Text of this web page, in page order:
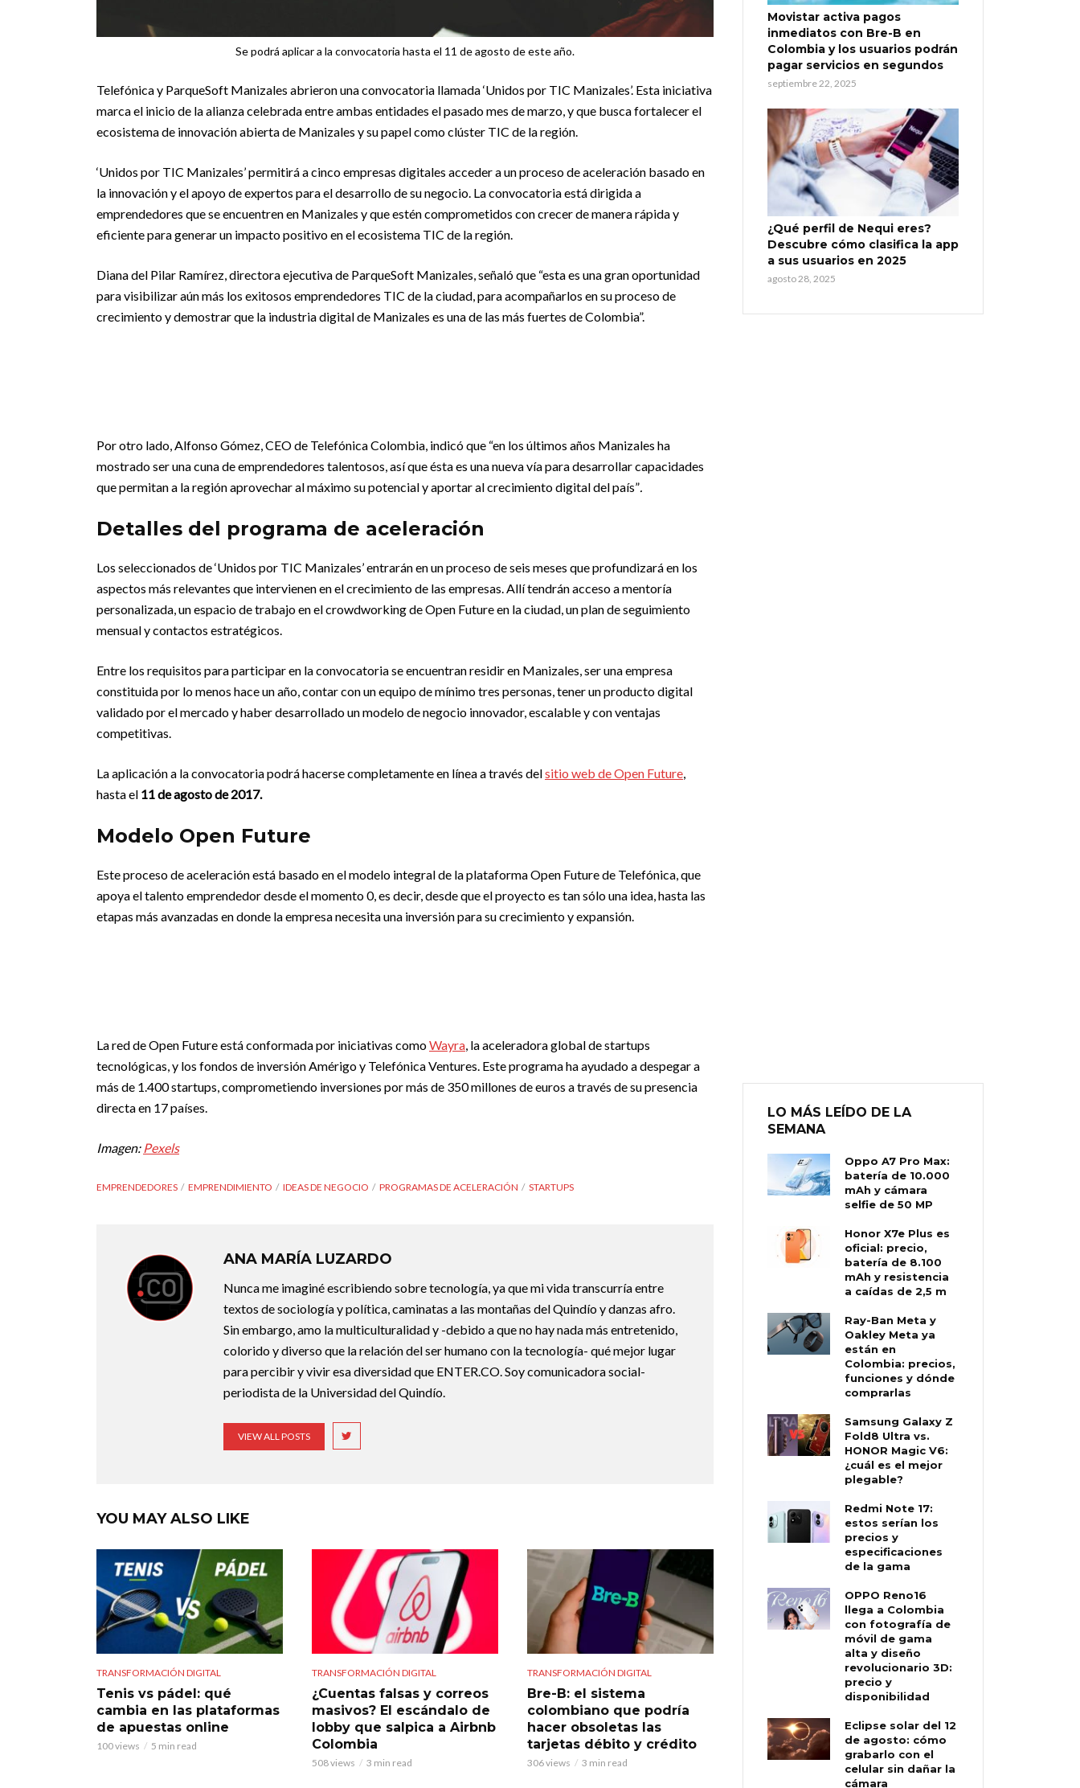
Se podrá aplicar a la convocatoria hasta el 11 de agosto de este año.
Telefónica y ParqueSoft Manizales abrieron una convocatoria llamada ‘Unidos por TIC Manizales’. Esta iniciativa
marca el inicio de la alianza celebrada entre ambas entidades el pasado mes de marzo, y que busca fortalecer el
ecosistema de innovación abierta de Manizales y su papel como clúster TIC de la región.
‘Unidos por TIC Manizales’ permitirá a cinco empresas digitales acceder a un proceso de aceleración basado en
la innovación y el apoyo de expertos para el desarrollo de su negocio. La convocatoria está dirigida a
emprendedores que se encuentren en Manizales y que estén comprometidos con crecer de manera rápida y
eficiente para generar un impacto positivo en el ecosistema TIC de la región.
Diana del Pilar Ramírez, directora ejecutiva de ParqueSoft Manizales, señaló que “esta es una gran oportunidad
para visibilizar aún más los exitosos emprendedores TIC de la ciudad, para acompañarlos en su proceso de
crecimiento y demostrar que la industria digital de Manizales es una de las más fuertes de Colombia”.
Por otro lado, Alfonso Gómez, CEO de Telefónica Colombia, indicó que “en los últimos años Manizales ha
mostrado ser una cuna de emprendedores talentosos, así que ésta es una nueva vía para desarrollar capacidades
que permitan a la región aprovechar al máximo su potencial y aportar al crecimiento digital del país”.
Detalles del programa de aceleración
Los seleccionados de ‘Unidos por TIC Manizales’ entrarán en un proceso de seis meses que profundizará en los
aspectos más relevantes que intervienen en el crecimiento de las empresas. Allí tendrán acceso a mentoría
personalizada, un espacio de trabajo en el crowdworking de Open Future en la ciudad, un plan de seguimiento
mensual y contactos estratégicos.
Entre los requisitos para participar en la convocatoria se encuentran residir en Manizales, ser una empresa
constituida por lo menos hace un año, contar con un equipo de mínimo tres personas, tener un producto digital
validado por el mercado y haber desarrollado un modelo de negocio innovador, escalable y con ventajas
competitivas.
La aplicación a la convocatoria podrá hacerse completamente en línea a través delsitio web de Open Future,
hasta el 11 de agosto de 2017.
Modelo Open Future
Este proceso de aceleración está basado en el modelo integral de la plataforma Open Future de Telefónica, que
apoya el talento emprendedor desde el momento 0, es decir, desde que el proyecto es tan sólo una idea, hasta las
etapas más avanzadas en donde la empresa necesita una inversión para su crecimiento y expansión.
La red de Open Future está conformada por iniciativas comoWayra, la aceleradora global de startups
tecnológicas, y los fondos de inversión Amérigo y Telefónica Ventures. Este programa ha ayudado a despegar a
más de 1.400 startups, comprometiendo inversiones por más de 350 millones de euros a través de su presencia
directa en 17 países.
Imagen: Pexels
EMPRENDEDORES EMPRENDIMIENTO IDEAS DE NEGOCIO PROGRAMAS DE ACELERACIÓN STARTUPS
ANA MARÍA LUZARDO
Nunca me imaginé escribiendo sobre tecnología, ya que mi vida transcurría entre
textos de sociología y política, caminatas a las montañas del Quindío y danzas afro.
Sin embargo, amo la multiculturalidad y -debido a que no hay nada más entretenido,
colorido y diverso que la relación del ser humano con la tecnología- qué mejor lugar
para percibir y vivir esa diversidad que ENTER.CO. Soy comunicadora social-
periodista de la Universidad del Quindío.
VIEW ALL POSTS
YOU MAY ALSO LIKE
TRANSFORMACIÓN DIGITAL
Tenis vs pádel: qué
cambia en las plataformas
de apuestas online
100 views 5 min read
TRANSFORMACIÓN DIGITAL
¿Cuentas falsas y correos
masivos? El escándalo de
lobby que salpica a Airbnb
Colombia
508 views 3 min read
TRANSFORMACIÓN DIGITAL
Bre-B: el sistema
colombiano que podría
hacer obsoletas las
tarjetas débito y crédito
306 views 3 min read
Movistar activa pagos
inmediatos con Bre-B en
Colombia y los usuarios podrán
pagar servicios en segundos
septiembre 22, 2025
¿Qué perfil de Nequi eres?
Descubre cómo clasifica la app
a sus usuarios en 2025
agosto 28, 2025
LO MÁS LEÍDO DE LA
SEMANA
Oppo A7 Pro Max:
batería de 10.000
mAh y cámara
selfie de 50 MP
Honor X7e Plus es
oficial: precio,
batería de 8.100
mAh y resistencia
a caídas de 2,5 m
Ray-Ban Meta y
Oakley Meta ya
están en
Colombia: precios,
funciones y dónde
comprarlas
Samsung Galaxy Z
Fold8 Ultra vs.
HONOR Magic V6:
¿cuál es el mejor
plegable?
Redmi Note 17:
estos serían los
precios y
especificaciones
de la gama
OPPO Reno16
llega a Colombia
con fotografía de
móvil de gama
alta y diseño
revolucionario 3D:
precio y
disponibilidad
Eclipse solar del 12
de agosto: cómo
grabarlo con el
celular sin dañar la
cámara